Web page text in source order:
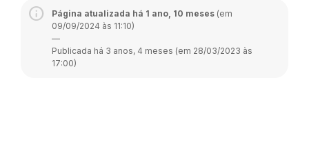
Página atualizada há 1 ano, 10 meses (em
09/09/2024 às 11:10)
—
Publicada há 3 anos, 4 meses (em 28/03/2023 às
17:00)